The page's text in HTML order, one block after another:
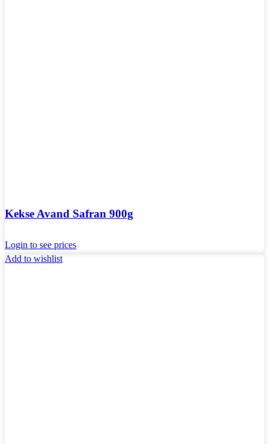
Kekse Avand Safran 900g
Login to see prices
Add to wishlist